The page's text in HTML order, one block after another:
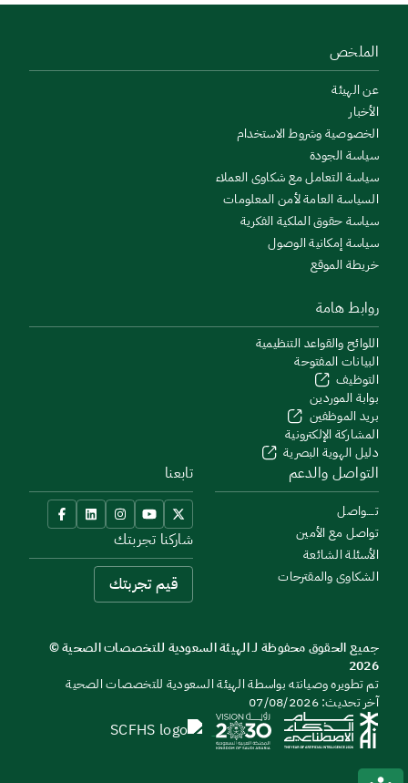
الملخص
عن الهيئة
الأخبار
الخصوصية وشروط الاستخدام
سياسة الجودة
سياسة التعامل مع شكاوى العملاء
السياسة العامة لأمن المعلومات
سياسة حقوق الملكية الفكرية
سياسة إمكانية الوصول
خريطة الموقع
روابط هامة
اللوائح والقواعد التنظيمية
البيانات المفتوحة
التوظيف
بوابة الموردين
بريد الموظفين
المشاركة الإلكترونية
دليل الهوية البصرية
التواصل والدعم
تــــواصل
تواصل مع الأمين
الأسئلة الشائعة
الشكاوى والمقترحات
تابعنا
شاركنا تجربتك
قيم تجربتك
جميع الحقوق محفوظة لـ الهيئة السعودية للتخصصات الصحية ©
2026
تم تطويره وصيانته بواسطة الهيئة السعودية للتخصصات الصحية
آخر تحديث: 07/08/2026